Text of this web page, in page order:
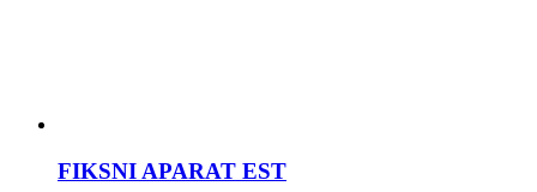
FIKSNI APARAT EST